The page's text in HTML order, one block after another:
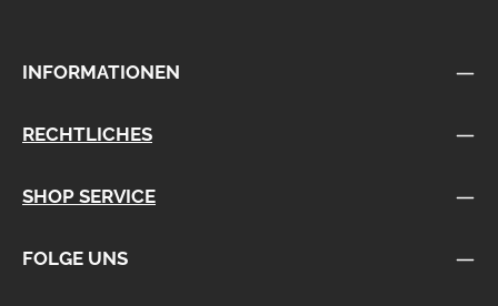
INFORMATIONEN
RECHTLICHES
SHOP SERVICE
FOLGE UNS